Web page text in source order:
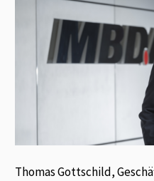
Thomas Gottschild,